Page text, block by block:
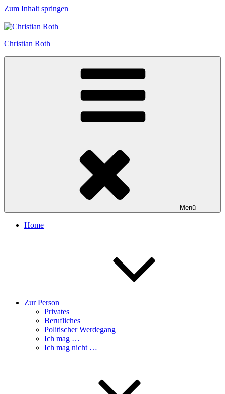
Zum Inhalt springen
Christian Roth
Menü
Home
Zur Person
Privates
Berufliches
Politischer Werdegang
Ich mag …
Ich mag nicht …